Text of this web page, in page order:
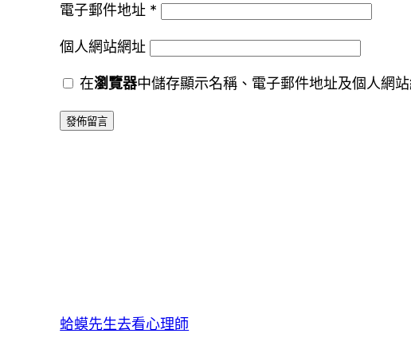
電子郵件地址 *
個人網站網址
在瀏覽器中儲存顯示名稱、電子郵件地址及個人網
蛤蟆先生去看心理師